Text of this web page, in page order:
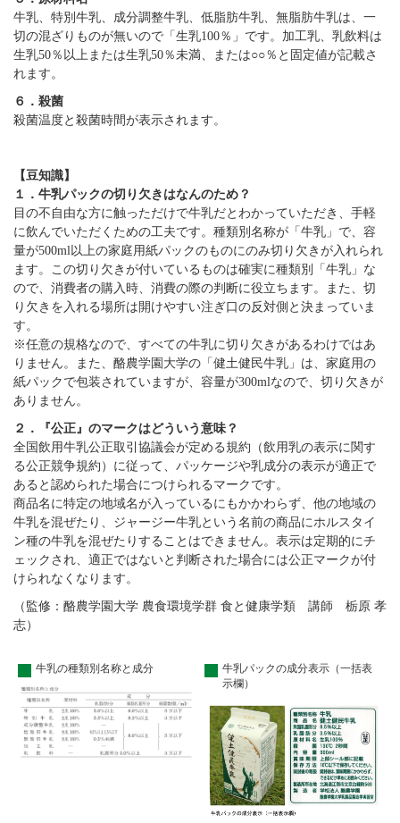
牛乳、特別牛乳、成分調整牛乳、低脂肪牛乳、無脂肪牛乳は、一
切の混ざりものが無いので「生乳100％」です。加工乳、乳飲料は
生乳50％以上または生乳50％未満、または○○％と固定値が記載さ
れます。
６．殺菌
殺菌温度と殺菌時間が表示されます。
【豆知識】
１．牛乳パックの切り欠きはなんのため？
目の不自由な方に触っただけで牛乳だとわかっていただき、手軽
に飲んでいただくための工夫です。種類別名称が「牛乳」で、容
量が500ml以上の家庭用紙パックのものにのみ切り欠きが入れられ
ます。この切り欠きが付いているものは確実に種類別「牛乳」な
ので、消費者の購入時、消費の際の判断に役立ちます。また、切
り欠きを入れる場所は開けやすい注ぎ口の反対側と決まっていま
す。
※任意の規格なので、すべての牛乳に切り欠きがあるわけではあ
りません。また、酪農学園大学の「健土健民牛乳」は、家庭用の
紙パックで包装されていますが、容量が300mlなので、切り欠きが
ありません。
２．『公正』のマークはどういう意味？
全国飲用牛乳公正取引協議会が定める規約（飲用乳の表示に関す
る公正競争規約）に従って、パッケージや乳成分の表示が適正で
あると認められた場合につけられるマークです。
商品名に特定の地域名が入っているにもかかわらず、他の地域の
牛乳を混ぜたり、ジャージー牛乳という名前の商品にホルスタイ
ン種の牛乳を混ぜたりすることはできません。表示は定期的にチ
ェックされ、適正ではないと判断された場合には公正マークが付
けられなくなります。
（監修：酪農学園大学 農食環境学群 食と健康学類 講師 栃原 孝
志）
牛乳の種類別名称と成分
牛乳パックの成分表示（一括表
示欄）